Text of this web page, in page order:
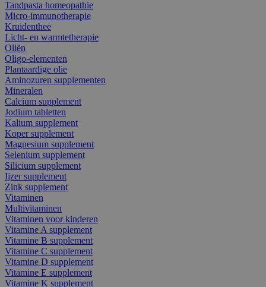
Tandpasta homeopathie
Micro-immunotherapie
Kruidenthee
Licht- en warmtetherapie
Oliën
Oligo-elementen
Plantaardige olie
Aminozuren supplementen
Mineralen
Calcium supplement
Jodium tabletten
Kalium supplement
Koper supplement
Magnesium supplement
Selenium supplement
Silicium supplement
Ijzer supplement
Zink supplement
Vitaminen
Multivitaminen
Vitaminen voor kinderen
Vitamine A supplement
Vitamine B supplement
Vitamine C supplement
Vitamine D supplement
Vitamine E supplement
Vitamine K supplement